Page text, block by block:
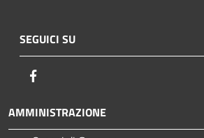
SEGUICI SU
AMMINISTRAZIONE